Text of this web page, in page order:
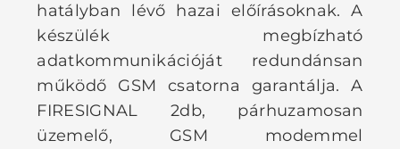
hatályban lévő hazai előírásoknak. A
készülék megbízható
adatkommunikációját redundánsan
működő GSM csatorna garantálja. A
FIRESIGNAL 2db, párhuzamosan
üzemelő, GSM modemmel